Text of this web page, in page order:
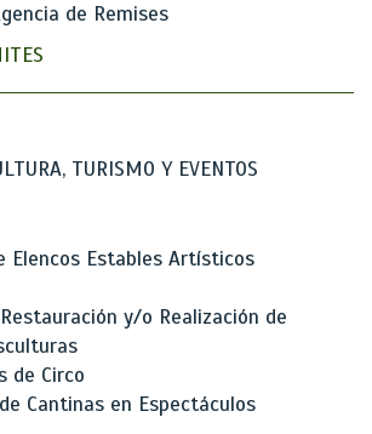
de Remises
TURISMO Y EVENTOS
Elencos Estables Artísticos
y/o Realización de
de Circo
Cantinas en Espectáculos